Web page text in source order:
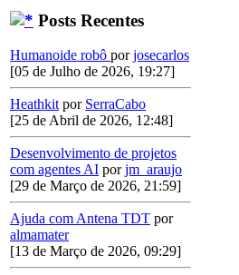
Posts Recentes
Humanoide robô porjosecarlos
[05 de Julho de 2026, 19:27]
Heathkit por SerraCabo
[25 de Abril de 2026, 12:48]
Desenvolvimento de projetos
com agentes AI porjm_araujo
[29 de Março de 2026, 21:59]
Ajuda com Antena TDT por
almamater
[13 de Março de 2026, 09:29]